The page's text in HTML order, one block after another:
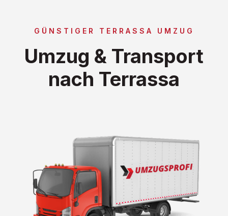
GÜNSTIGER TERRASSA UMZUG
Umzug & Transport
nach Terrassa